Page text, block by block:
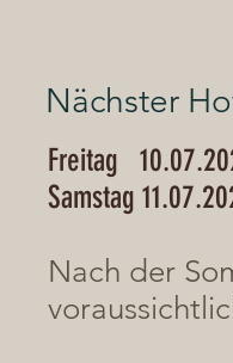
Nächster
Freitag
Samstag
Nach der